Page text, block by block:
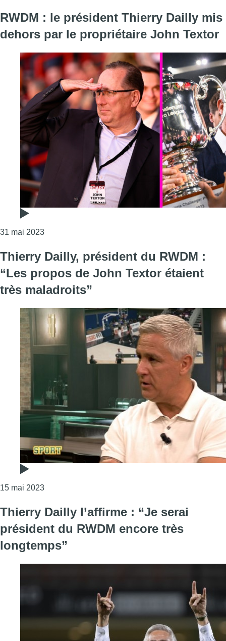
RWDM : le président Thierry Dailly mis
dehors par le propriétaire John Textor
31 mai 2023Consulter l'article "RWDM : le président Thierry
Thierry Dailly, président du RWDM :
“Les propos de John Textor étaient
très maladroits”
15 mai 2023Consulter l'article "Thierry Dailly, président du
Thierry Dailly l’affirme : “Je serai
président du RWDM encore très
longtemps”